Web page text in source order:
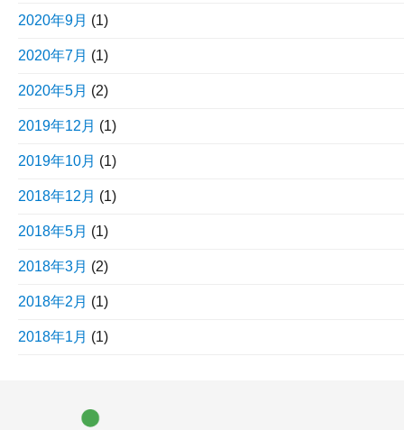
2020年9月 (1)
2020年7月 (1)
2020年5月 (2)
2019年12月 (1)
2019年10月 (1)
2018年12月 (1)
2018年5月 (1)
2018年3月 (2)
2018年2月 (1)
2018年1月 (1)